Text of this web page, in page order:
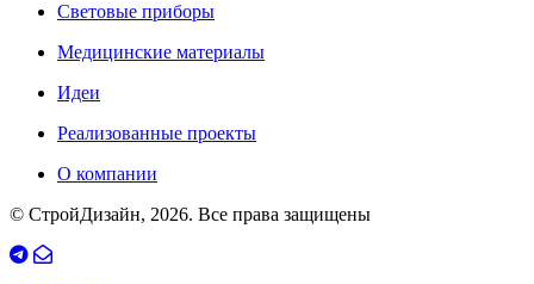
Световые приборы
Медицинские материалы
Идеи
Реализованные проекты
О компании
© СтройДизайн, 2026. Все права защищены